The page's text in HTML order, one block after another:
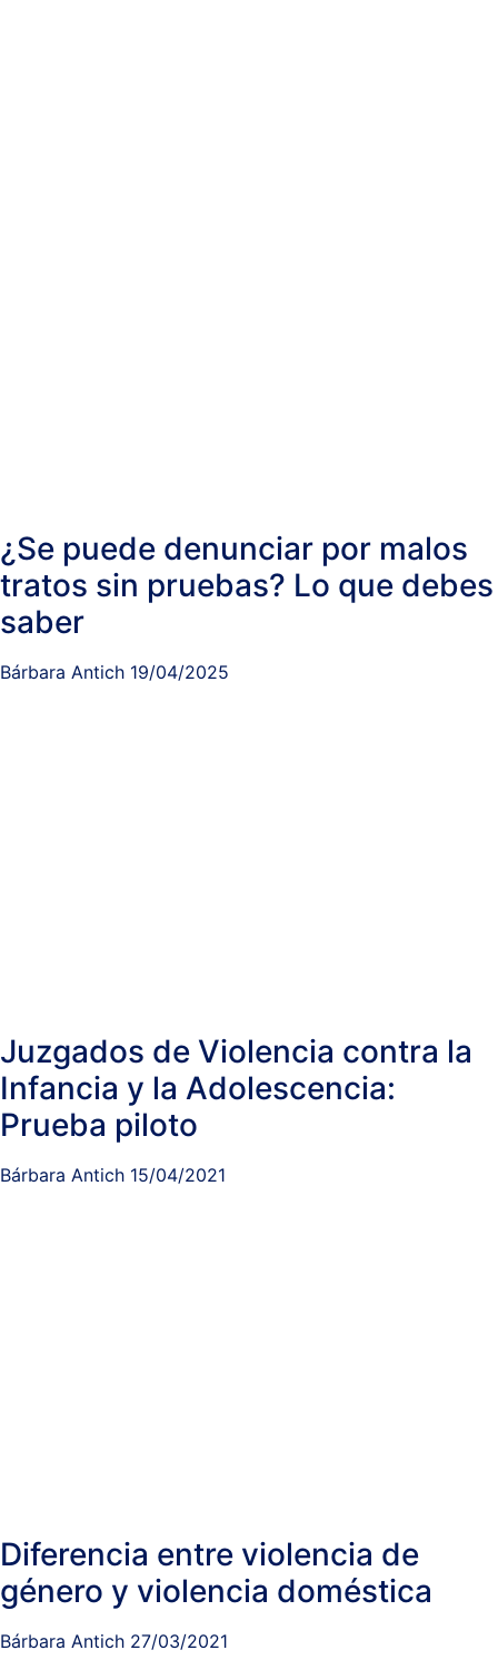
¿Se puede denunciar por malos
tratos sin pruebas? Lo que debes
saber
Bárbara Antich 19/04/2025
Juzgados de Violencia contra la
Infancia y la Adolescencia:
Prueba piloto
Bárbara Antich 15/04/2021
Diferencia entre violencia de
género y violencia doméstica
Bárbara Antich 27/03/2021